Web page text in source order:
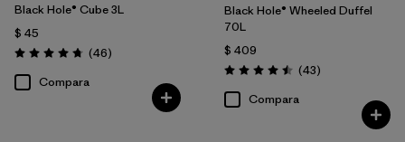
Black Hole® Cube 3L
$ 45
Valoración: 4.8 / 5
(46Comentarios
)
Compara
Black Hole® Wheeled Duffel
70L
$ 409
Valoración: 4.5 / 5
(43Comentarios
)
Compara